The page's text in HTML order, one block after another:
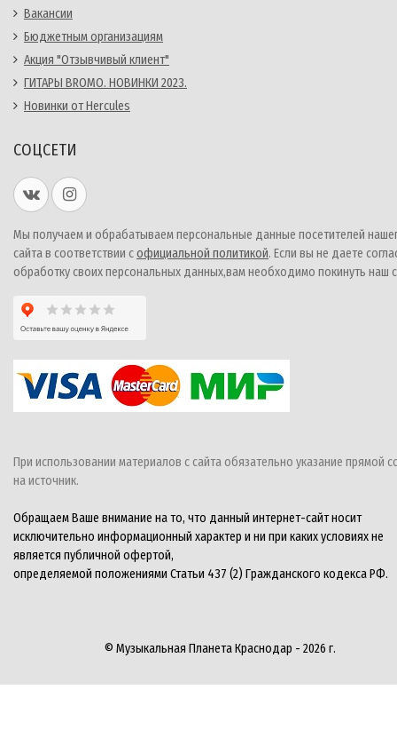
Вакансии
Бюджетным организациям
Акция "Отзывчивый клиент"
ГИТАРЫ BROMO. НОВИНКИ 2023.
Новинки от Hercules
СОЦСЕТИ
Мы получаем и обрабатываем персональные данные посетителей
сайта в соответствии софициальной политикой. Если вы не даете
обработку своих персональных данных,вам необходимо покинуть наш
При использовании материалов с сайта обязательно указание прямой
на источник.
Обращаем Ваше внимание на то, что данный интернет-сайт носит
исключительно информационный характер и ни при каких условиях не
является публичной офертой,
определяемой положениями Статьи 437 (2) Гражданского кодекса РФ.
© Музыкальная Планета Краснодар - 2026 г.